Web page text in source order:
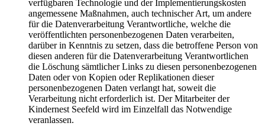
verfügbaren Technologie und der Implementierungskosten
angemessene Maßnahmen, auch technischer Art, um andere
für die Datenverarbeitung Verantwortliche, welche die
veröffentlichten personenbezogenen Daten verarbeiten,
darüber in Kenntnis zu setzen, dass die betroffene Person von
diesen anderen für die Datenverarbeitung Verantwortlichen
die Löschung sämtlicher Links zu diesen personenbezogenen
Daten oder von Kopien oder Replikationen dieser
personenbezogenen Daten verlangt hat, soweit die
Verarbeitung nicht erforderlich ist. Der Mitarbeiter der
Kindernest Seefeld wird im Einzelfall das Notwendige
veranlassen.